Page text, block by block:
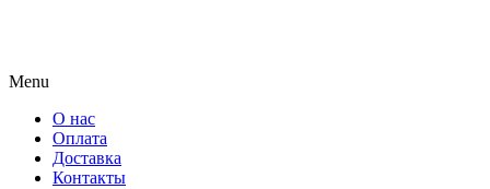
Menu
О нас
Оплата
Доставка
Контакты